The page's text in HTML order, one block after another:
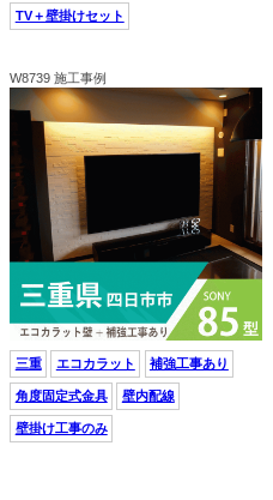
TV＋壁掛けセット
W8739 施工事例
三重 エコカラット 補強工事あり
角度固定式金具 壁内配線
壁掛け工事のみ